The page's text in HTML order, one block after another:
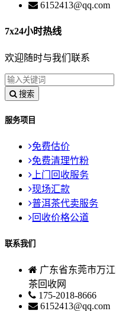
6152413@qq.com
7x24小时热线
欢迎随时与我们联系
搜索
服务项目
免费估价
免费清理竹粉
上门回收服务
现场汇款
普洱茶代卖服务
回收价格公道
联系我们
广东省东莞市万
茶回收网
175-2018-8666
6152413@qq.com